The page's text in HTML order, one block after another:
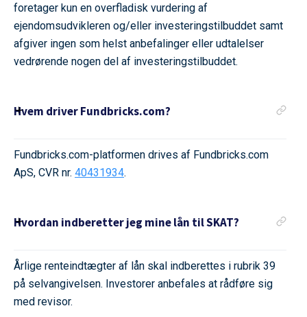
foretager kun en overfladisk vurdering af
ejendomsudvikleren og/eller investeringstilbuddet samt
afgiver ingen som helst anbefalinger eller udtalelser
vedrørende nogen del af investeringstilbuddet.
Hvem driver Fundbricks.com?
Fundbricks.com-platformen drives af Fundbricks.com
ApS, CVR nr. 40431934.
Hvordan indberetter jeg mine lån til SKAT?
Årlige renteindtægter af lån skal indberettes i rubrik 39
på selvangivelsen. Investorer anbefales at rådføre sig
med revisor.